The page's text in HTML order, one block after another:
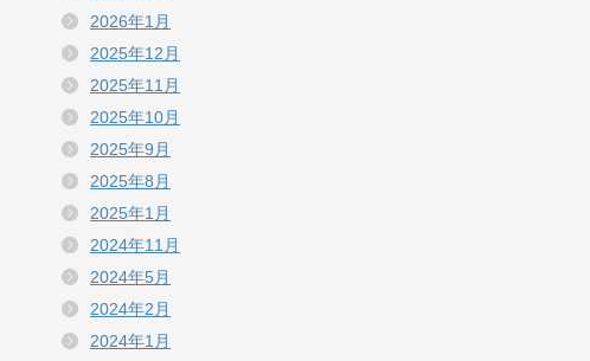
2026年1月
2025年12月
2025年11月
2025年10月
2025年9月
2025年8月
2025年1月
2024年11月
2024年5月
2024年2月
2024年1月